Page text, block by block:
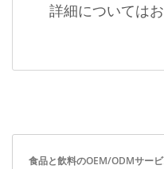
詳細については
食品と飲料のOEM/ODMサー